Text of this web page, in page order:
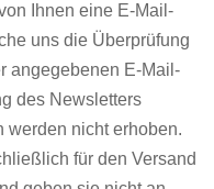
Ihnen eine E-Mail-
uns die Überprüfung
angegebenen E-Mail-
des Newsletters
werden nicht erhoben.
für den Versand